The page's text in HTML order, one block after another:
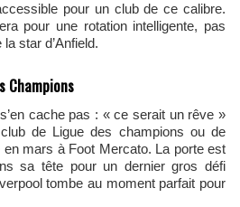
pour un club de ce calibre.
pour une rotation intelligente, pas
star d’Anfield.
Champions
de Ligue des champions ou de
en mars à Foot Mercato. La porte est
sa tête pour un dernier gros défi
tombe au moment parfait pour